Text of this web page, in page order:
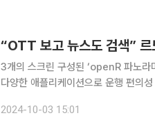
“OTT 보고 뉴스도 검색” 르
3개의 스크린 구성된 ‘openR 파노라
다양한 애플리케이션으로 운행 편의성
비티 기술과 인포테인먼트 서비스를
2024-10-03 15:01